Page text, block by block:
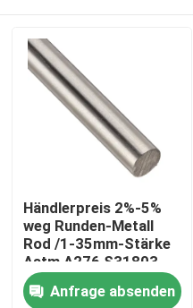
Händlerpreis 2%-5%
weg Runden-Metall
Rod /1-35mm-Stärke
Astm A276 S31803
304 vom Edelstahl-
201Anfrage absenden